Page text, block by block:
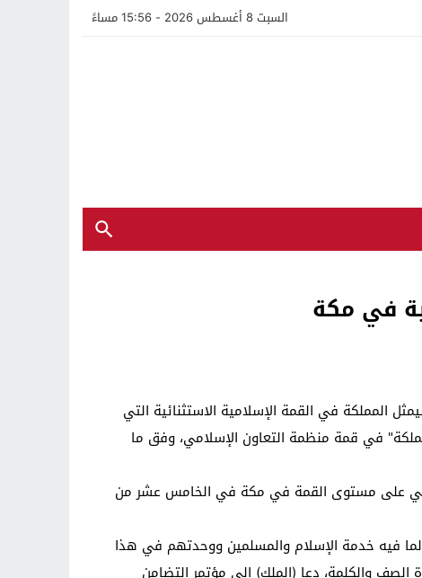
السبت 8 أغسطس 2026 - 15:56 مساءً
في مكة
المملكة في القمة الإسلامية الاستثنائية التي
في قمة منظمة التعاون الإسلامي، وفق ما
لمؤتمر التضامن الإسلامي على مستوى القمة في مكة في الخامس عشر من
لما فيه خدمة الإسلام والمسلمين ووحدتهم في هذا
الصف والكلمة، دعا (الملك) إلى مؤتمر التضامن